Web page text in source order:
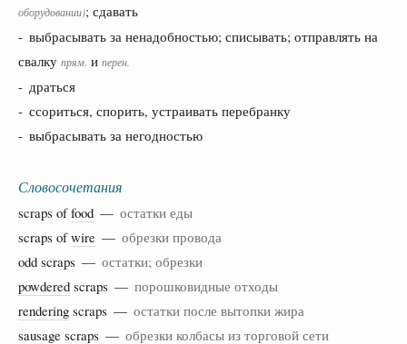
оборудовании); сдавать
- выбрасывать за ненадобностью; списывать; отправлять на
свалку прям. и перен.
- драться
- ссориться, спорить, устраивать перебранку
- выбрасывать за негодностью
Словосочетания
scraps offood — остатки еды
scraps ofwire — обрезки провода
odd scraps — остатки; обрезки
powdered scraps — порошковидные отходы
rendering scraps — остатки после вытопки жира
sausage scraps — обрезки колбасы из торговой сети